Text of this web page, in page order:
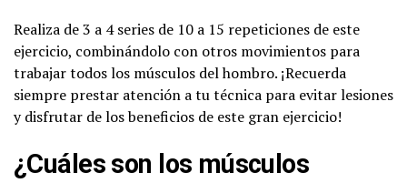
Realiza de 3 a 4 series de 10 a 15 repeticiones de este
ejercicio, combinándolo con otros movimientos para
trabajar todos los músculos del hombro. ¡Recuerda
siempre prestar atención a tu técnica para evitar lesiones
y disfrutar de los beneficios de este gran ejercicio!
¿Cuáles son los músculos